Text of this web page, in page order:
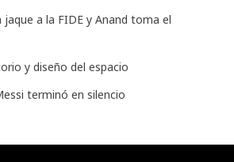
a la FIDE y Anand toma el
y diseño del espacio
terminó en silencio